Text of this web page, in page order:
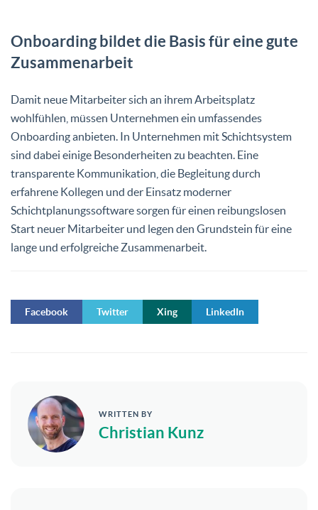
Onboarding bildet die Basis für eine gute
Zusammenarbeit
Damit neue Mitarbeiter sich an ihrem Arbeitsplatz
wohlfühlen, müssen Unternehmen ein umfassendes
Onboarding anbieten. In Unternehmen mit Schichtsystem
sind dabei einige Besonderheiten zu beachten. Eine
transparente Kommunikation, die Begleitung durch
erfahrene Kollegen und der Einsatz moderner
Schichtplanungssoftware sorgen für einen reibungslosen
Start neuer Mitarbeiter und legen den Grundstein für eine
lange und erfolgreiche Zusammenarbeit.
Facebook Twitter Xing LinkedIn
WRITTEN BY
Christian Kunz